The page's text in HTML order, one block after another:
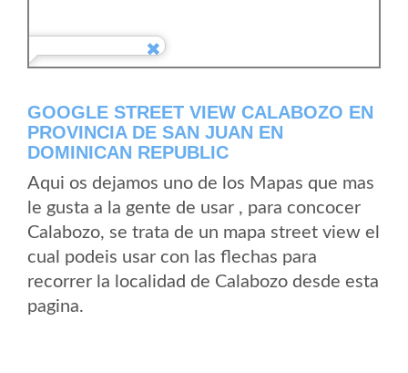
GOOGLE STREET VIEW CALABOZO EN
PROVINCIA DE SAN JUAN EN
DOMINICAN REPUBLIC
Aqui os dejamos uno de los Mapas que mas
le gusta a la gente de usar , para concocer
Calabozo, se trata de un mapa street view el
cual podeis usar con las flechas para
recorrer la localidad de Calabozo desde esta
pagina.